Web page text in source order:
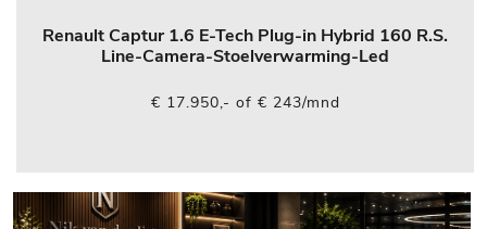
Renault Captur 1.6 E-Tech Plug-in Hybrid 160 R.S.
Line-Camera-Stoelverwarming-Led
€ 17.950,- of € 243/mnd